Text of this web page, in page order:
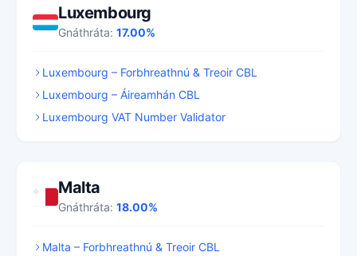
Luxembourg
Gnáthráta: 17.00%
Luxembourg – Forbhreathnú & Treoir CBL
Luxembourg – Áireamhán CBL
Luxembourg VAT Number Validator
Malta
Gnáthráta: 18.00%
Malta – Forbhreathnú & Treoir CBL